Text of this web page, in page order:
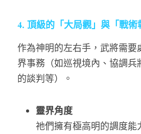
4. 頂級的「大局觀」與「戰術
作為神明的左右手，武將需要
界事務（如巡視境內、協調兵
的談判等）。
靈界角度
祂們擁有極高明的調度能